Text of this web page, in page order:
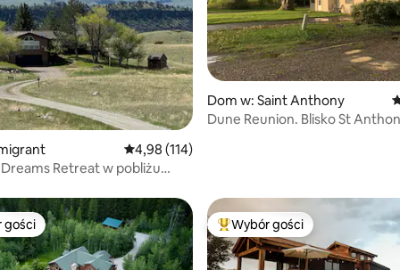
liczba recenzji: 121
Średnia ocena: 4,98 na 5, liczba recenzji: 114
4,98 (114)
Retreat w pobliżu
Dom w: Saint Anthony
Dune Reunion. Blisko St Anthony Dunes i
z kategorii Wybór gości
gości Najpopularniejsze z kategorii
Wybór gości